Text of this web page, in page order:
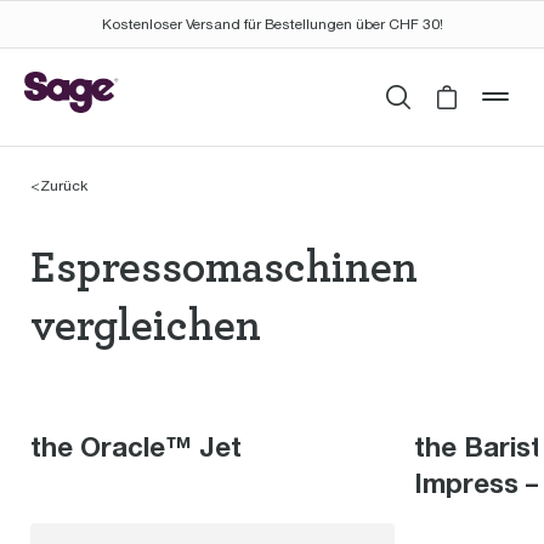
Kostenloser Versand für Bestellungen über CHF 30!
SuchenCart is
<Zurück
Espressomaschinen
vergleichen
the Oracle™ Jet
the
Impress